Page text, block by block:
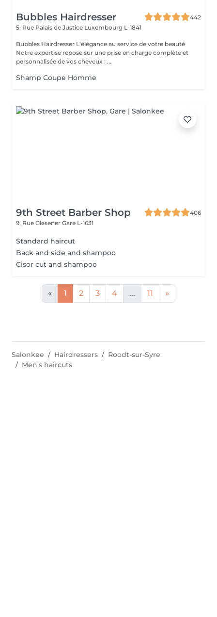
Bubbles Hairdresser
442
5, Rue Palais de Justice Luxembourg L-1841
Bubbles Hairdresser L'élégance au service de votre beauté
Notre expertise repose sur une prise en charge complète et
personnalisée de vos cheveux : ...
Shamp Coupe Homme
9th Street Barber Shop
406
9, Rue Glesener Gare L-1631
Standard haircut
Back and side and shampoo
Cisor cut and shampoo
« 1 2 3 4 ... 11 »
Salonkee Hairdressers
Roodt-sur-Syre
Men's haircuts